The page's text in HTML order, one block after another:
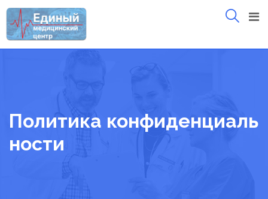
Skip
to
content
Политика конфиденциаль
ности